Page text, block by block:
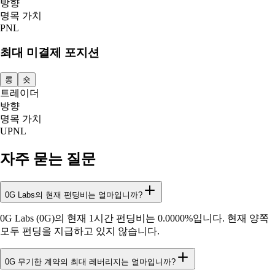
방향
명목 가치
PNL
최대 미결제 포지션
롱 숏
트레이더
방향
명목 가치
UPNL
자주 묻는 질문
0G Labs의 현재 펀딩비는 얼마입니까?
0G Labs (0G)의 현재 1시간 펀딩비는 0.0000%입니다. 현재 양쪽
모두 펀딩을 지급하고 있지 않습니다.
0G 무기한 계약의 최대 레버리지는 얼마입니까?